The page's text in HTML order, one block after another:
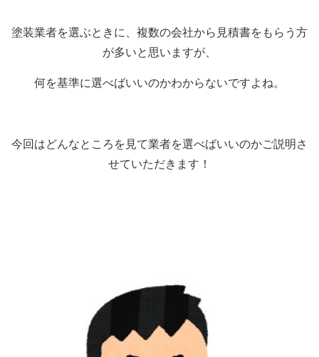
塗装業者を選ぶときに、複数の会社から見積書をもらう方
が多いと思いますが、
何を基準に選べばいいのかわからないですよね。
今回はどんなところを見て業者を選べばいいのかご説明さ
せていただきます！